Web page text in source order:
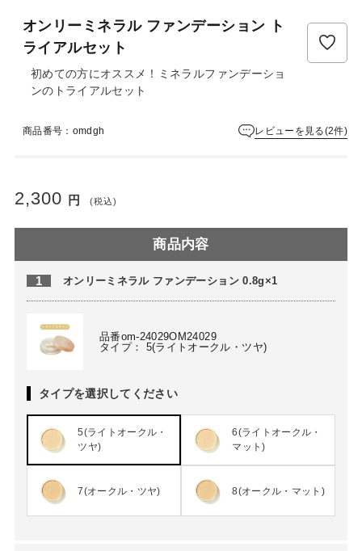
オンリーミネラル ファンデーション ト
ライアルセット
初めての方にオススメ！ミネラルファンデーショ
ンのトライアルセット
商品番号：omdgh レビューを見る(2件)
2,300 円 (税込)
商品内容
1 オンリーミネラル ファンデーション 0.8g×1
品番om-24029OM24029
タイプ： 5(ライトオークル・ツヤ)
タイプを選択してください
5(ライトオークル・
ツヤ)
6(ライトオークル・
マット)
7(オークル・ツヤ) 8(オークル・マット)